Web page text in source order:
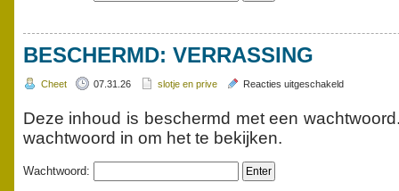
BESCHERMD: VERRASSING
Cheet 07.31.26 slotje en prive Reacties uitgeschakeldvoor
verrassing
Deze inhoud is beschermd met een
wachtwoord in om het te bekijken.
Wachtwoord: